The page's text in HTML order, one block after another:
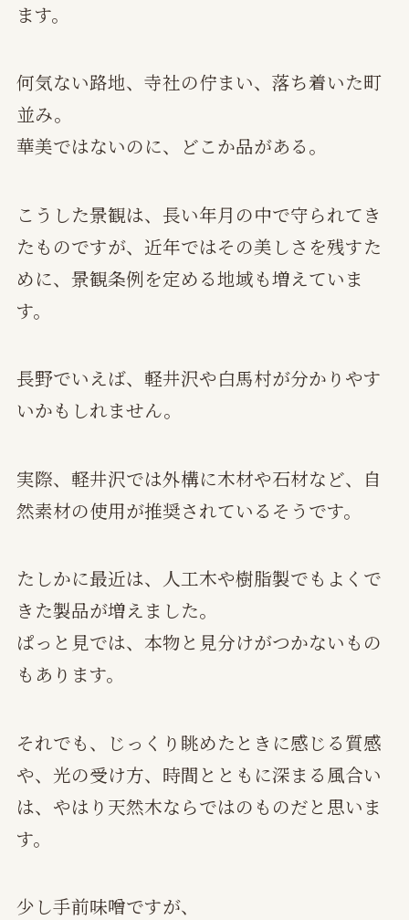
ます。
何気ない路地、寺社の佇まい、落ち着いた町
並み。
華美ではないのに、どこか品がある。
こうした景観は、長い年月の中で守られてき
たものですが、近年ではその美しさを残すた
めに、景観条例を定める地域も増えていま
す。
長野でいえば、軽井沢や白馬村が分かりやす
いかもしれません。
実際、軽井沢では外構に木材や石材など、自
然素材の使用が推奨されているそうです。
たしかに最近は、人工木や樹脂製でもよくで
きた製品が増えました。
ぱっと見では、本物と見分けがつかないもの
もあります。
それでも、じっくり眺めたときに感じる質感
や、光の受け方、時間とともに深まる風合い
は、やはり天然木ならではのものだと思いま
す。
少し手前味噌ですが、